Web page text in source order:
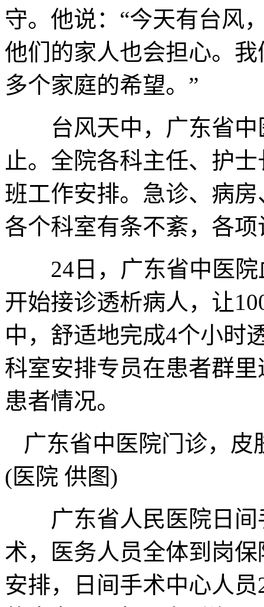
守。他说：“今天有台风
他们的家人也会担心。
多个家庭的希望。”
台风天中，广东省中
止。全院各科主任、护
班工作安排。急诊、病
各个科室有条不紊，各
24日，广东省中医院
开始接诊透析病人，让
中，舒适地完成4个小时
科室安排专员在患者群
患者情况。
广东省中医院门诊，
(医院 供图)
广东省人民医院日间
术，医务人员全体到岗
安排，日间手术中心人